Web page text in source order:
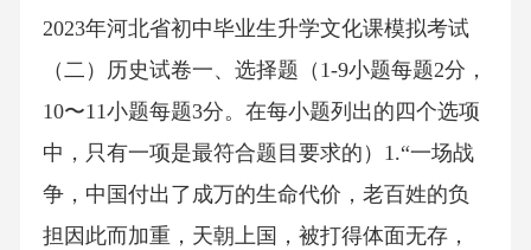
2023年河北省初中毕业生升学文化课模拟考试
（二）历史试卷一、选择题（1-9小题每题2分，
10〜11小题每题3分。在每小题列出的四个选项
中，只有一项是最符合题目要求的）1.“一场战
争，中国付出了成万的生命代价，老百姓的负
担因此而加重，天朝上国，被打得体面无存，